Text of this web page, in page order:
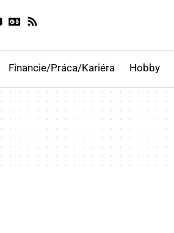
Financie/Práca/Kariéra Hobby